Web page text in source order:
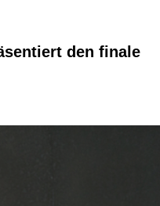
den finale